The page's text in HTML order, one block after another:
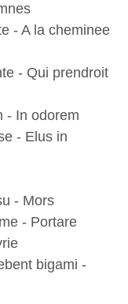
- A la cheminee
- Qui prendroit
- In odorem
- Elus in
- Mors
- Portare
bigami -